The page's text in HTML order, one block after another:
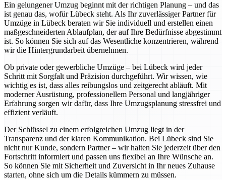
Ein gelungener Umzug beginnt mit der richtigen Planung – und das
ist genau das, wofür Lübeck steht. Als Ihr zuverlässiger Partner für
Umzüge in Lübeck beraten wir Sie individuell und erstellen einen
maßgeschneiderten Ablaufplan, der auf Ihre Bedürfnisse abgestimmt
ist. So können Sie sich auf das Wesentliche konzentrieren, während
wir die Hintergrundarbeit übernehmen.
Ob private oder gewerbliche Umzüge – bei Lübeck wird jeder
Schritt mit Sorgfalt und Präzision durchgeführt. Wir wissen, wie
wichtig es ist, dass alles reibungslos und zeitgerecht abläuft. Mit
moderner Ausrüstung, professionellem Personal und langjähriger
Erfahrung sorgen wir dafür, dass Ihre Umzugsplanung stressfrei und
effizient verläuft.
Der Schlüssel zu einem erfolgreichen Umzug liegt in der
Transparenz und der klaren Kommunikation. Bei Lübeck sind Sie
nicht nur Kunde, sondern Partner – wir halten Sie jederzeit über den
Fortschritt informiert und passen uns flexibel an Ihre Wünsche an.
So können Sie mit Sicherheit und Zuversicht in Ihr neues Zuhause
starten, ohne sich um die Details kümmern zu müssen.